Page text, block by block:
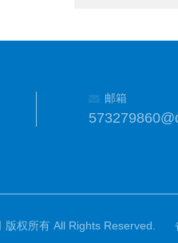
邮箱
权所有 All Rights Reserved.